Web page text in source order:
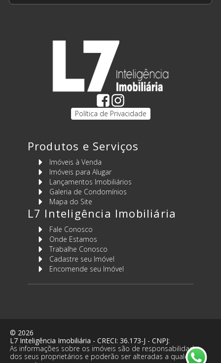
Política de Privacidade
Produtos e Serviços
Imóveis à Venda
Imóveis para Alugar
Lançamentos Imobiliários
Galeria de Condomínios
Mapa do Site
L7 Inteligência Imobiliária
Fale Conosco
Onde Estamos
Trabalhe Conosco
Cadastre seu Imóvel
Encomende seu Imóvel
© 2026
L7 Inteligência Imobiliária - CRECI: 36.173-J - CNPJ:
As informações sobre os imóveis são de responsabilidade
dos seus proprietários e poderão ser alteradas a qualquer